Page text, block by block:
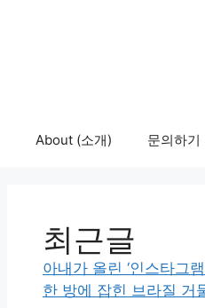
About (소개) 문의하
최근글
아내가 올린 ‘인스타그
한 방에 잡힌 브라질 거